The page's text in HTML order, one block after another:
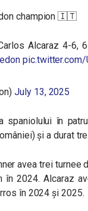
champion 🇮🇹
Alcaraz 4-6,
July 13, 2025
spaniolului în
și a durat
avea trei turnee
2024. Alcaraz
în 2024 și 2025.